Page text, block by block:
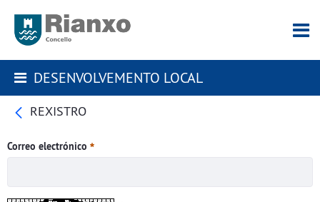
DESENVOLVEMENTO LOCAL
REXISTRO
Correo electrónico